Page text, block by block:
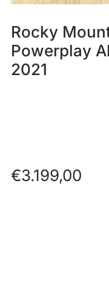
Rocky
Powerplay
2021
€3.199,00